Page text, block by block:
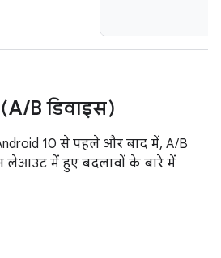
/B डिवाइस)
10 से पहले और बाद में, A/B
लेआउट में हुए बदलावों के बारे में